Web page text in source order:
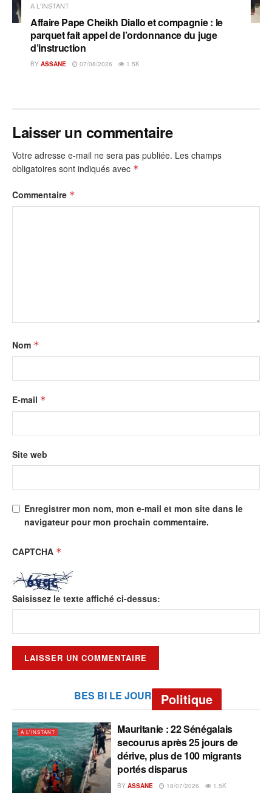
A L'INSTANT
Affaire Pape Cheikh Diallo et compagnie : le
parquet fait appel de l’ordonnance du juge
d’instruction
BY ASSANE 07/08/2026 1.5K
Laisser un commentaire
Votre adresse e-mail ne sera pas publiée. Les champs
obligatoires sont indiqués avec *
Commentaire *
Nom *
E-mail *
Site web
Enregistrer mon nom, mon e-mail et mon site dans le
navigateur pour mon prochain commentaire.
CAPTCHA *
Saisissez le texte affiché ci-dessus:
BES BI LE JOUR Politique
A L'INSTANT
Mauritanie : 22 Sénégalais
secourus après 25 jours de
dérive, plus de 100 migrants
portés disparus
BY ASSANE 18/07/2026 1.5K